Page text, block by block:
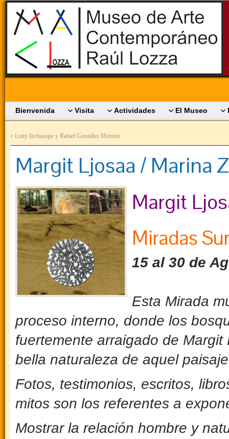
Bienvenida Visita Actividades El Museo
« Lotty Inchauspe y Rafael González Moreno
Margit Ljosaa / Marina
Margit
Miradas
15 al 30 de
Esta Mirada
proceso interno, donde los
fuertemente arraigado de
bella naturaleza de aquel
Fotos, testimonios, escritos,
mitos son los referentes a
Mostrar la relación hombre y